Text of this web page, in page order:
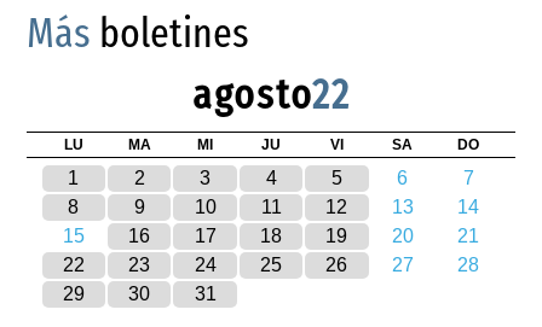
Más boletines
agosto22
LU MA MI JU VI SA DO
1 2 3 4 5 6
7
8
9 10 11 12 13
14
15
16 17 18 19 20
21
22
23 24 25 26 27
28
29
30 31